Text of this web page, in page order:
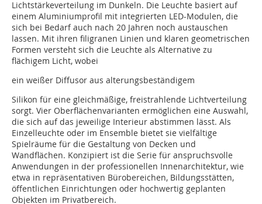
Lichtstärkeverteilung im Dunkeln. Die Leuchte basiert auf
einem Aluminiumprofil mit integrierten LED-Modulen, die
sich bei Bedarf auch nach 20 Jahren noch austauschen
lassen. Mit ihren filigranen Linien und klaren geometrischen
Formen versteht sich die Leuchte als Alternative zu
flächigem Licht, wobei
ein weißer Diffusor aus alterungsbeständigem
Silikon für eine gleichmäßige, freistrahlende Lichtverteilung
sorgt. Vier Oberflächenvarianten ermöglichen eine Auswahl,
die sich auf das jeweilige Interieur abstimmen lässt. Als
Einzelleuchte oder im Ensemble bietet sie vielfältige
Spielräume für die Gestaltung von Decken und
Wandflächen. Konzipiert ist die Serie für anspruchsvolle
Anwendungen in der professionellen Innenarchitektur, wie
etwa in repräsentativen Bürobereichen, Bildungsstätten,
öffentlichen Einrichtungen oder hochwertig geplanten
Objekten im Privatbereich.